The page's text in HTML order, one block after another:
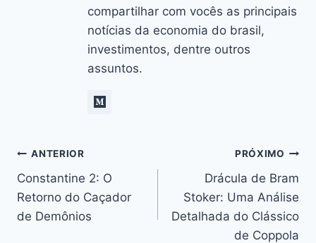
compartilhar com vocês as principais
notícias da economia do brasil,
investimentos, dentre outros
assuntos.
Navegação
de
Post
ANTERIOR
Constantine 2: O
Retorno do Caçador
de Demônios
PRÓXIMO
Drácula de Bram
Stoker: Uma Análise
Detalhada do Clássico
de Coppola